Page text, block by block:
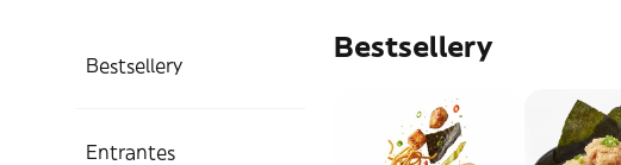
Bestsellery
Entrantes
Bestsellery